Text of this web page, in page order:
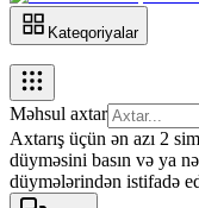
Kateqoriyalar
Məhsul axtar
Axtarış üçün ən azı 2
düyməsini basın və ya
düymələrindən istifadə